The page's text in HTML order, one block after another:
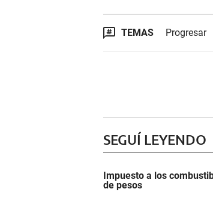
TEMAS Progresar
SEGUÍ LEYENDO
Impuesto a los
de pesos